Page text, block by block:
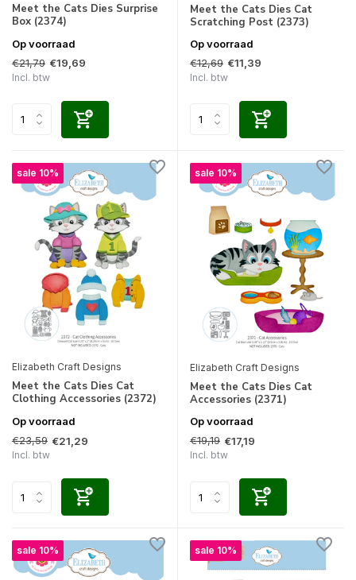
Meet the Cats Dies Surprise
Box (2374)
Op voorraad
€21,79 €19,69
Incl. btw
Meet the Cats Dies Cat
Scratching Post (2373)
Op voorraad
€12,69 €11,39
Incl. btw
sale 10%
Elizabeth Craft Designs
Meet the Cats Dies Cat
Clothing Accessories (2372)
Op voorraad
€23,59 €21,29
Incl. btw
sale 10%
Elizabeth Craft Designs
Meet the Cats Dies Cat
Accessories (2371)
Op voorraad
€19,19 €17,19
Incl. btw
sale 10% sale 10%